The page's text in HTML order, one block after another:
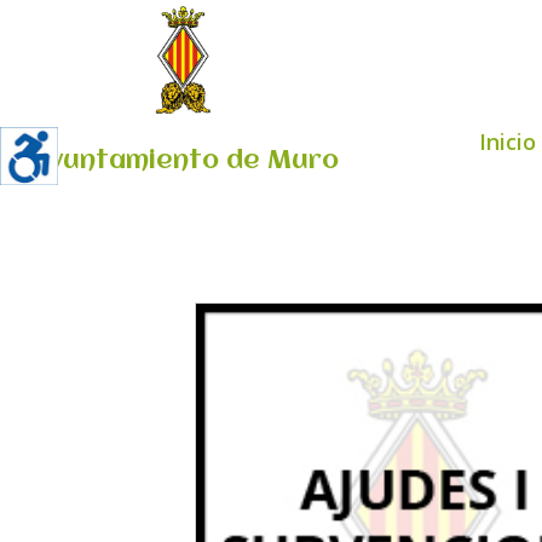
Ayuntamiento de Muro
Inicio